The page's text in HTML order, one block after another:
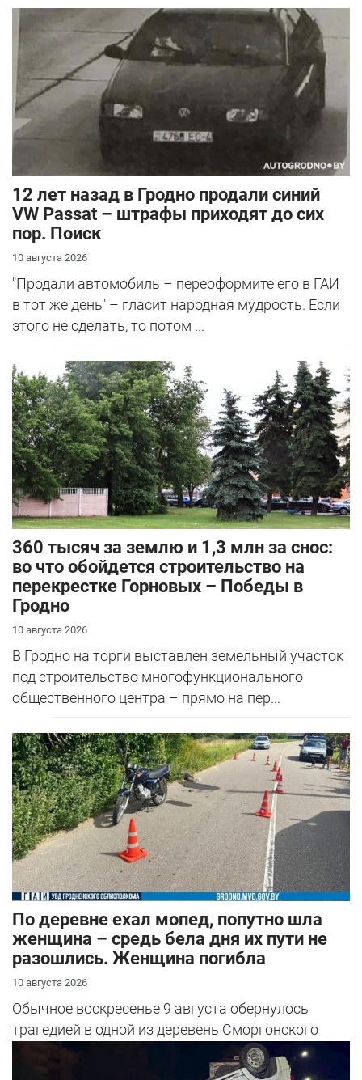
12 лет назад в Гродно продали синий
VW Passat – штрафы приходят до сих
пор. Поиск
10 августа 2026
"Продали автомобиль – переоформите его в ГАИ
в тот же день" – гласит народная мудрость. Если
этого не сделать, то потом ...
360 тысяч за землю и 1,3 млн за снос:
во что обойдется строительство на
перекрестке Горновых – Победы в
Гродно
10 августа 2026
В Гродно на торги выставлен земельный участок
под строительство многофункционального
общественного центра – прямо на пер...
По деревне ехал мопед, попутно шла
женщина – средь бела дня их пути не
разошлись. Женщина погибла
10 августа 2026
Обычное воскресенье 9 августа обернулось
трагедией в одной из деревень Сморгонского
района.